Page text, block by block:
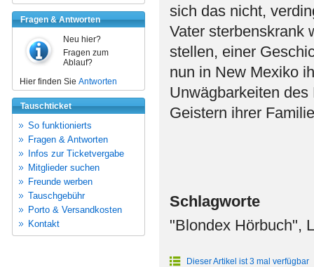
Fragen & Antworten
Neu hier?
Fragen zum
Ablauf?
Hier finden Sie Antworten
Tauschticket
So funktionierts
Fragen & Antworten
Infos zur Ticketvergabe
Mitglieder suchen
Freunde werben
Tauschgebühr
Porto & Versandkosten
Kontakt
sich das nicht,
Vater sterbenskrank
stellen, einer
nun in New Mexiko
Unwägbarkeiten
Geistern ihrer
Schlagworte
"Blondex Hörbuch",
Dieser Artikel ist 3 mal verfügbar